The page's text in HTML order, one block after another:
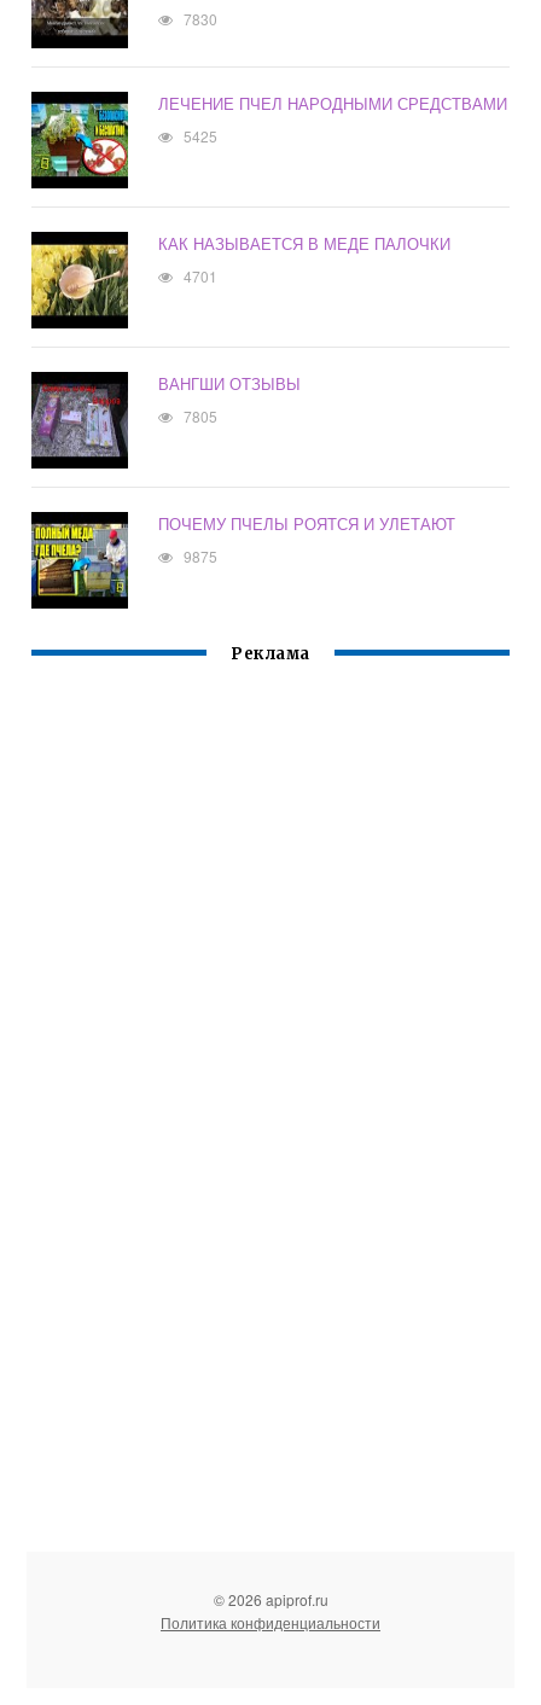
7830
ЛЕЧЕНИЕ ПЧЕЛ НАРОДНЫМИ СРЕДСТВАМИ
5425
КАК НАЗЫВАЕТСЯ В МЕДЕ ПАЛОЧКИ
4701
ВАНГШИ ОТЗЫВЫ
7805
ПОЧЕМУ ПЧЕЛЫ РОЯТСЯ И УЛЕТАЮТ
9875
Реклама
© 2026 apiprof.ru
Политика конфиденциальности